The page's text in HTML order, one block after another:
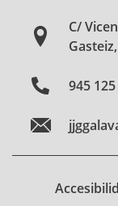
C/
945